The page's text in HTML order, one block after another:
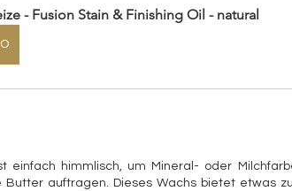
- Fusion Stain & Finishing Oil - natural
einfach himmlisch, um Mineral- oder
Butter auftragen. Dieses Wachs bietet etwas